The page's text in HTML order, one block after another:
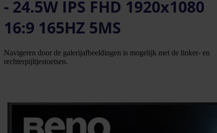
- 24.5W IPS FHD 1920x1080
16:9 165HZ 5MS
Navigeren door de galerijafbeeldingen is mogelijk met de linker- en
rechterpijltjestoetsen.